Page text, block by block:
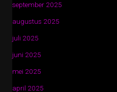
september 2025
augustus 2025
juli 2025
juni 2025
mei 2025
april 2025